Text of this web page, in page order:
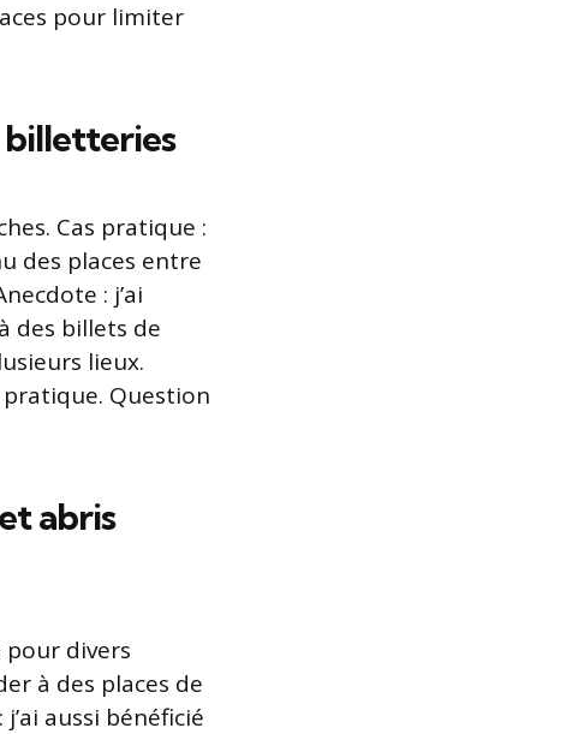
pour limiter
billetteries
Cas pratique :
des places entre
: j’ai
des billets de
lieux.
Question
abris
pour divers
à des places de
aussi bénéficié